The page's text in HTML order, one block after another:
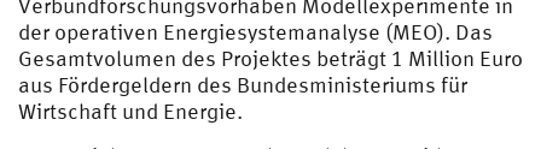
Verbundforschungsvorhaben Modellexperimente in
der operativen Energiesystemanalyse (MEO). Das
Gesamtvolumen des Projektes beträgt 1 Million Euro
aus Fördergeldern des Bundesministeriums für
Wirtschaft und Energie.